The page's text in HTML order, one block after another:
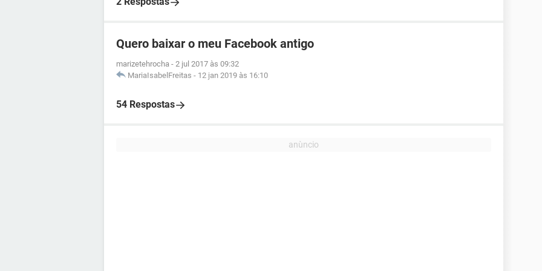
Quero baixar o meu Facebook antigo
marizetehrocha - 2 jul 2017 às 09:32
MariaIsabelFreitas - 12 jan 2019 às 16:10
54 Respostas